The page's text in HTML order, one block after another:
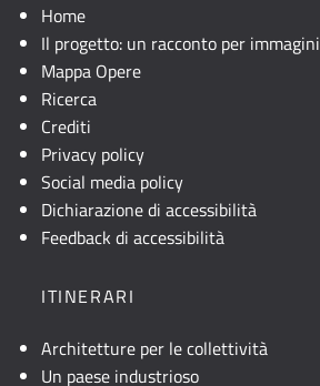
Home
Il progetto: un racconto per immagini
Mappa Opere
Ricerca
Crediti
Privacy policy
Social media policy
Dichiarazione di accessibilità
Feedback di accessibilità
ITINERARI
Architetture per le collettività
Un paese industrioso